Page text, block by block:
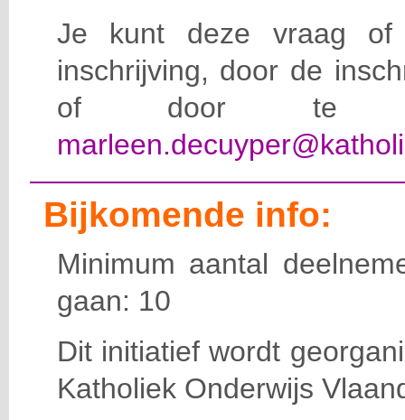
Je kunt deze vraag of
inschrijving, door de
of door te e-
Bijkomende info:
Minimum aantal
gaan: 10
Dit initiatief wordt
Katholiek Onderwijs